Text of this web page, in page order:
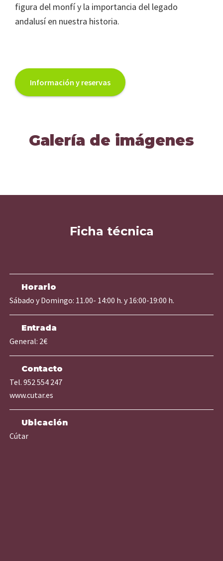
figura del monfí y la importancia del legado
andalusí en nuestra historia.
Información y reservas
Galería de imágenes
Ficha técnica
Horario
Sábado y Domingo: 11.00- 14:00 h. y 16:00-19:00 h.
Entrada
General: 2€
Contacto
Tel. 952 554 247
www.cutar.es
Ubicación
Cútar